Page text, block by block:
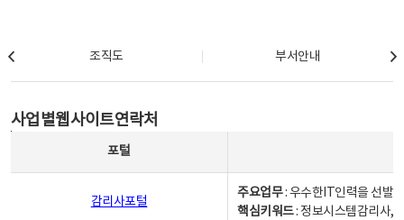
조직도 부서안내
사업별웹사이트연락처
포털
감리사포털
주요업무: 우수한IT인력을 선발
핵심키워드: 정보시스템감리사,